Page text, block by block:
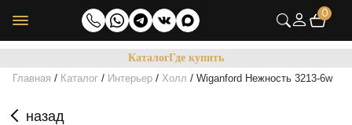
0
КаталогГде купить
Главная / Каталог / Интерьер / Холл / Wiganford Нежность 3213-6w
назад